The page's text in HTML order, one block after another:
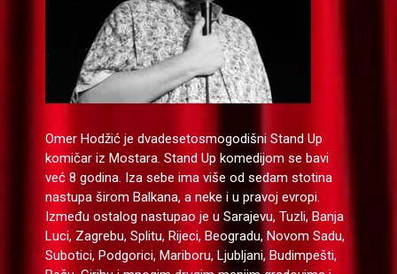
Omer Hodžić je dvadesetosmogodišni Stand Up
komičar iz Mostara. Stand Up komedijom se bavi
već 8 godina. Iza sebe ima više od sedam stotina
nastupa širom Balkana, a neke i u pravoj evropi.
Između ostalog nastupao je u Sarajevu, Tuzli, Banja
Luci, Zagrebu, Splitu, Rijeci, Beogradu, Novom Sadu,
Subotici, Podgorici, Mariboru, Ljubljani, Budimpešti,